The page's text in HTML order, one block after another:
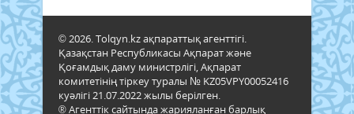
© 2026. Tolqyn.kz ақпараттық агенттігі.
Қазақстан Республикасы Ақпарат және
Қоғамдық даму министрлігі, Ақпарат
комитетінің тіркеу туралы № KZ05VPY00052416
куәлігі 21.07.2022 жылы берілген.
® Агенттік сайтында жарияланған барлық